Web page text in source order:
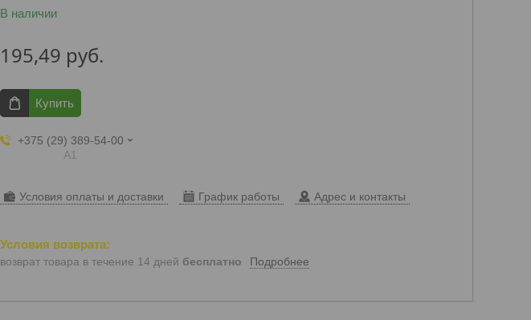
В наличии
195,49 руб.
Купить
+375 (29) 389-54-00
А1
Условия оплаты и доставки График работы Адрес и контакты
возврат товара в течение 14 дней бесплатно Подробнее